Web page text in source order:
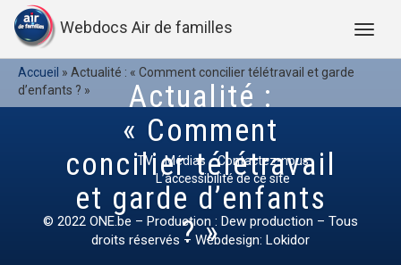
Webdocs Air de familles
Accueil » Actualité : « Comment concilier télétravail et garde
d’enfants ? »
Actualité :
« Comment
concilier télétravail
et garde d’enfants
? »
TV Médias
Contactez-nous
L’accessibilité de ce site
© 2022 ONE.be – Production : Dew production – Tous
droits réservés – Webdesign: Lokidor